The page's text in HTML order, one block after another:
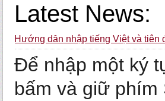
Latest News:
Hướng dẫn nhập tiếng Việt và tiên
Để nhập một ký
bấm và giữ